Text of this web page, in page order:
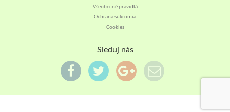
Všeobecné pravidlá
Ochrana súkromia
Cookies
Sleduj nás